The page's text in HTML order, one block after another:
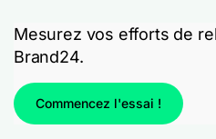
Mesurez vos efforts de
Brand24.
Commencez l'essai !